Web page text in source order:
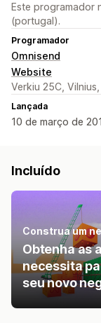
Este programador
(portugal).
Programador
Omnisend
Website
Verkiu 25C,
Lançada
10 de março de
Incluído
Construa um
Obtenha as
necessita
seu novo